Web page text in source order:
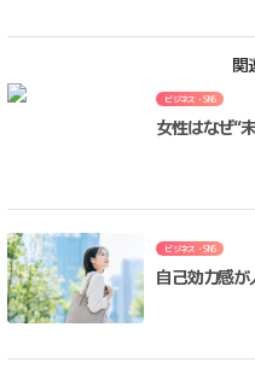
関
ビジネス・SNS
女性はなぜ“
ビジネス・SNS
自己効力感が